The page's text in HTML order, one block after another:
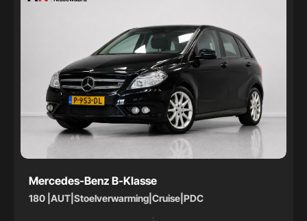
Mercedes-Benz B-Klasse
180 |AUT|Stoelverwarming|Cruise|PDC